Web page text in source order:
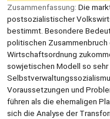
Zusammenfassung: Die
postsozialistischer
bestimmt. Besondere
politischen Zusammenbruch
Wirtschaftsordnung
sowjetischen Modell so
Voraussetzungen und
führen als die ehemaligen
sich die Analyse der